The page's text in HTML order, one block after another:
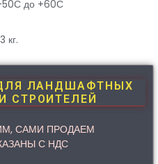
до +60С
кг.
ЛАНДШАФТНЫХ
СТРОИТЕЛЕЙ
САМИ ПРОДАЕМ
С НДС